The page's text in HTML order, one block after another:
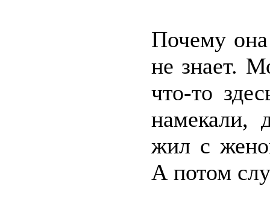
Почему
не знает.
что-то
намекали,
жил с
А потом